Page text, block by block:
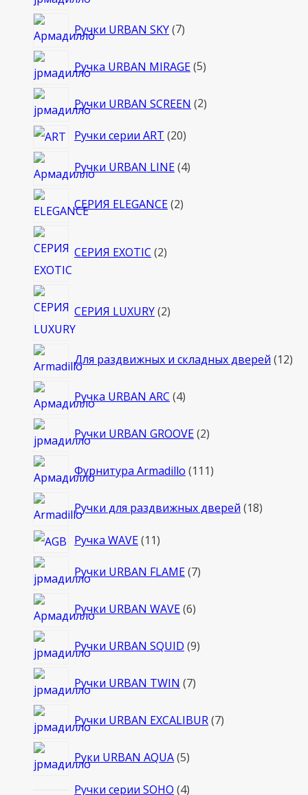
Ручки URBAN SKY 77
Ручка URBAN MIRAGE 55
Ручки URBAN SCREEN 22
Ручки серии ART 2020
Ручки URBAN LINE 44
СЕРИЯ ELEGANCE 22
СЕРИЯ EXOTIC 2товара
СЕРИЯ LUXURY 2товара
Для раздвижных и складных дверей 1212
Ручка URBAN ARC 44
Ручки URBAN GROOVE 22
Фурнитура Armadillo 111111
Ручки для раздвижных дверей 1818
Ручка WAVE 1111
Ручки URBAN FLAME 77
Ручки URBAN WAVE 66
Ручки URBAN SQUID 99
Ручки URBAN TWIN 77
Ручки URBAN EXCALIBUR 77
Руки URBAN AQUA 55
Ручки серии SOHO 44